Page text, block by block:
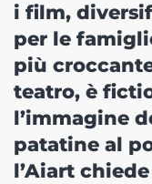
i film,
per le
più
teatro, è
l’immagine
patatine al
l’Aiart